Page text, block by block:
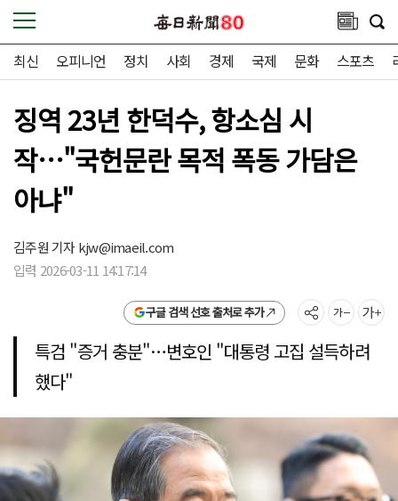
최신 오피니언 정치 사회 경제 국제 문화 스포츠
징역 23년 한덕수, 항소심 시
작…"국헌문란 목적 폭동 가담은
아냐"
김주원 기자kjw@imaeil.com
입력 2026-03-11 14:17:14
구글 검색 선호 출처로 추가
특검 "증거 충분"…변호인 "대통령 고집 설득하려
했다"